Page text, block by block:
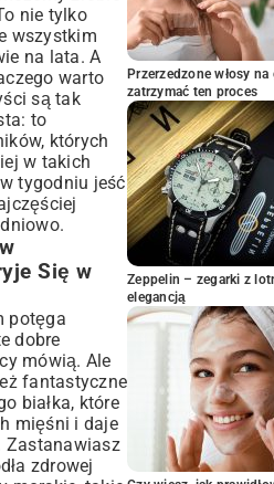
Ryb –
–
i Zdrowo
– Inspiracje
Idealne
Przyprawy
– Zdrowa
Pomysły
Klasyki po
– Energia na
nie tylko
wszystkim
na lata. A
warto
są tak
to
których
w takich
tygodniu jeść
Się w
potęga
dobre
mówią. Ale
fantastyczne
białka, które
mięśni i daje
Zastanawiasz
zdrowej
Przerzedzone włosy
zatrzymać ten proces
Zeppelin – zegarki z
elegancją